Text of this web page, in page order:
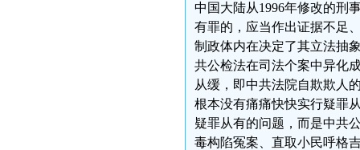
中国大陆从1996年修改的刑
有罪的，应当作出证据不足
制政体内在决定了其立法抽
共公检法在司法个案中异化
从缓，即中共法院自欺欺人
根本没有痛痛快快实行疑罪
疑罪从有的问题，而是中共
毒构陷冤案、直取小民呼格